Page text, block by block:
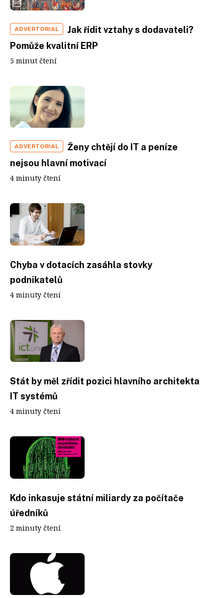
ADVERTORIAL
Jak řídit vztahy s dodavateli?
Pomůže kvalitní ERP
5 minut čtení
ADVERTORIAL
Ženy chtějí do IT a peníze
nejsou hlavní motivací
4 minuty čtení
Chyba v dotacích zasáhla stovky
podnikatelů
4 minuty čtení
Stát by měl zřídit pozici hlavního architekta
IT systémů
4 minuty čtení
Kdo inkasuje státní miliardy za počítače
úředníků
2 minuty čtení